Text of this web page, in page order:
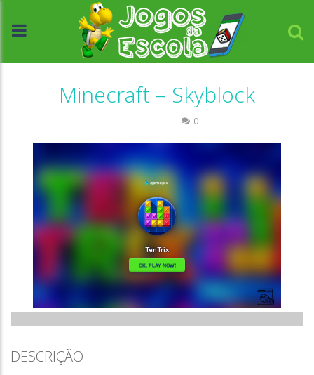
Minecraft – Skyblock
0
DESCRIÇÃO